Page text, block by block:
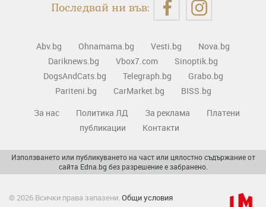
Последвай ни във:
Abv.bg Ohnamama.bg Vesti.bg
Nova.bg
Dariknews.bg
Vbox7.com
Sinoptik.bg
DogsAndCats.bg
Telegraph.bg
Grabo.bg
Pariteni.bg
CarMarket.bg
BISS.bg
За нас
Политика ЛД За реклама
Платени
публикации
Контакти
Използването или публикуването на част или цялостно съдържание от
сайта Edna.bg без разрешение е забранено.
© 2026 Всички права запазени. Общи условия